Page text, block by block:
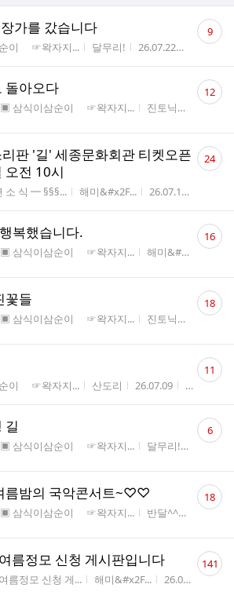
가를 갔습니다
이 ☞왁자지... 작성자
달무리! 작성시간
26.07.22 조회수
171
댓
글 9
돌아오다
식이삼순이 ☞왁자지... 작성자
진토닉 작성시간
26.07.20
댓
글12
판 '길' 세종문화회관 티켓오픈
오전 10시
소 식 ━ §§§... 작성자
해미&#x2F... 작성시간
26.07.19
댓
글24
복했습니다.
식이삼순이 ☞왁자지... 작성자
해미&#x2F... 작
댓
글16
꽃들
식이삼순이 ☞왁자지... 작성자
진토닉 작성시간
26.07.09
댓
글18
이 ☞왁자지... 작성자
산도리 작성시간
26.07.09 조회수
122
댓
글
수
11
길
식이삼순이 ☞왁자지... 작성자
달무리! 작성시간
26.07.08
댓
글 6
름밤의 국악콘서트~♡♡
식이삼순이 ☞왁자지... 작성자
반달^^ 작성시간
26.07.07
댓
글18
름정모 신청 게시판입니다
름정모 신청 게... 작성자
해미&#x2F... 작성시간
26.07.07 조
댓
글141